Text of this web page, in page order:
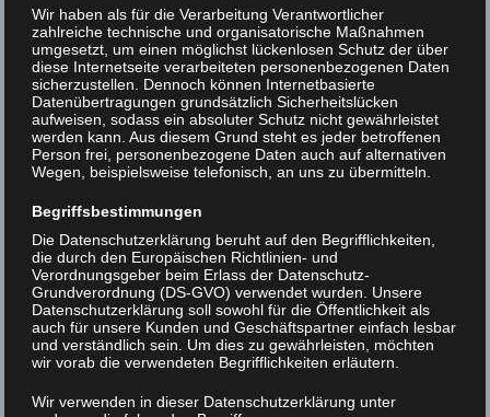
XLAB_ScienceFestival_DDS0213
Beitrags-
Navigation
<
ScienceFestival_DDS5565
Wir haben als für die Verarbeitung Verantwortlicher
zahlreiche technische und organisatorische Maßnahmen
umgesetzt, um einen möglichst lückenlosen Schutz der über
diese Internetseite verarbeiteten personenbezogenen Daten
sicherzustellen. Dennoch können Internetbasierte
Datenübertragungen grundsätzlich Sicherheitslücken
aufweisen, sodass ein absoluter Schutz nicht gewährleistet
werden kann. Aus diesem Grund steht es jeder betroffenen
Person frei, personenbezogene Daten auch auf alternativen
Wegen, beispielsweise telefonisch, an uns zu übermitteln.
Begriffsbestimmungen
Die Datenschutzerklärung beruht auf den Begrifflichkeiten,
die durch den Europäischen Richtlinien- und
Verordnungsgeber beim Erlass der Datenschutz-
Grundverordnung (DS-GVO) verwendet wurden. Unsere
Datenschutzerklärung soll sowohl für die Öffentlichkeit als
auch für unsere Kunden und Geschäftspartner einfach lesbar
und verständlich sein. Um dies zu gewährleisten, möchten
wir vorab die verwendeten Begrifflichkeiten erläutern.
Wir verwenden in dieser Datenschutzerklärung unter